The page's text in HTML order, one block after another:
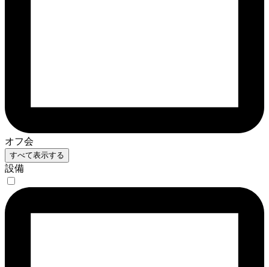
オフ会
すべて表示する
設備